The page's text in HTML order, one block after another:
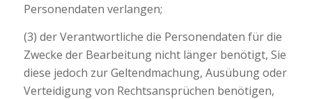
Personendaten verlangen;
(3) der Verantwortliche die Personendaten für die
Zwecke der Bearbeitung nicht länger benötigt, Sie
diese jedoch zur Geltendmachung, Ausübung oder
Verteidigung von Rechtsansprüchen benötigen,